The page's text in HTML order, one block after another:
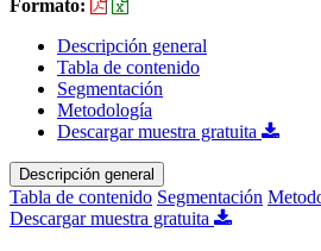
Formato:
Descripción general
Tabla de contenido
Segmentación
Metodología
Descargar muestra gratuita
Descripción general
Tabla de contenido Segmentación
Descargar muestra gratuita